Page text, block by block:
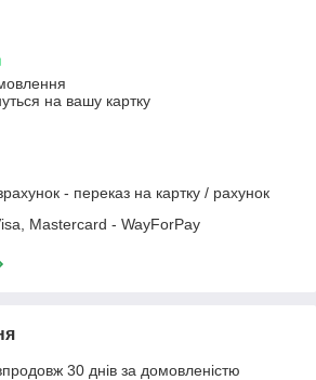
на вашу картку
- переказ на картку / рахунок
Mastercard - WayForPay
30 днів за домовленістю